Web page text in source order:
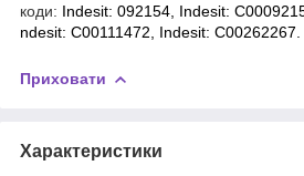
коди: Indesit: 092154, Indesit:
ndesit: C00111472, Indesit: C00262267.
Приховати
Характеристики